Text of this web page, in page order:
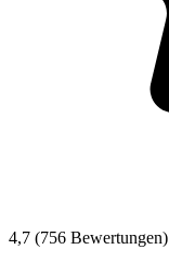
4,7 (756 Bewertungen)